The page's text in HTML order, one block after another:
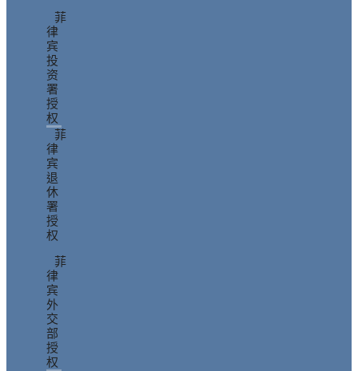
菲
律
宾
投
资
署
授
权
菲
律
宾
退
休
署
授
权
菲
律
宾
外
交
部
授
权